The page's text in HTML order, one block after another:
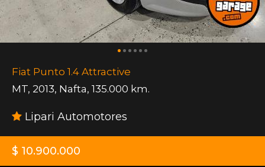
Fiat Punto 1.4 Attractive
MT, 2013, Nafta, 135.000 km.
Lipari Automotores
$ 10.900.000